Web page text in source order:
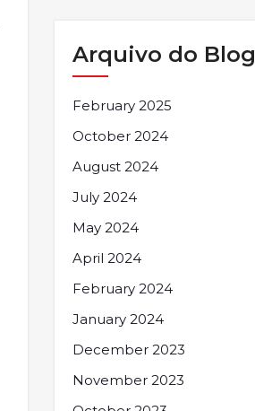
Arquivo do Blog
February 2025
October 2024
August 2024
July 2024
May 2024
April 2024
February 2024
January 2024
December 2023
November 2023